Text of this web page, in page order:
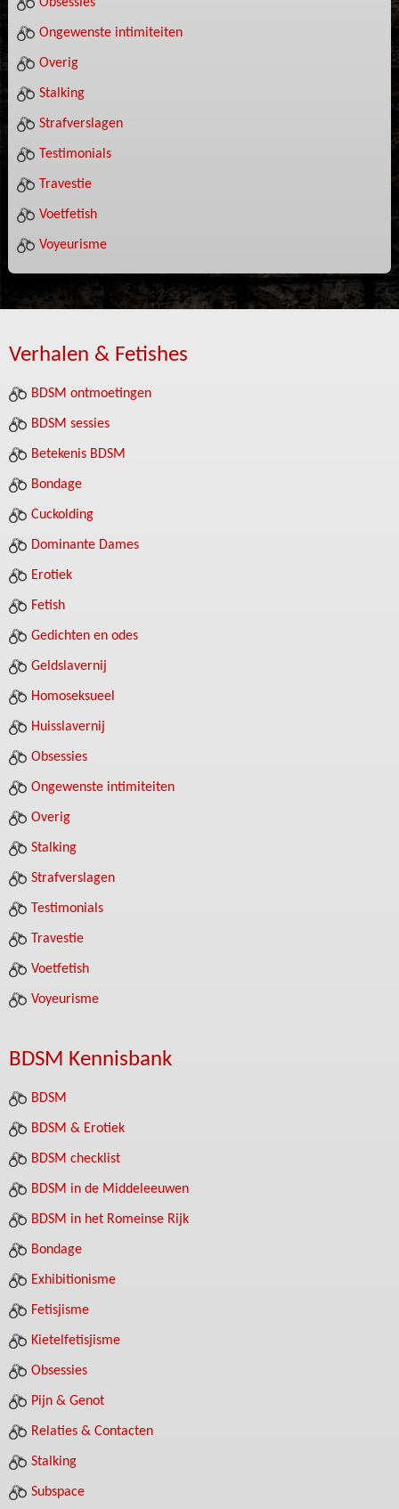
Ongewenste intimiteiten
Overig
Stalking
Strafverslagen
Testimonials
Travestie
Voetfetish
Voyeurisme
Verhalen & Fetishes
BDSM ontmoetingen
BDSM sessies
Betekenis BDSM
Bondage
Cuckolding
Dominante Dames
Erotiek
Fetish
Gedichten en odes
Geldslavernij
Homoseksueel
Huisslavernij
Obsessies
Ongewenste intimiteiten
Overig
Stalking
Strafverslagen
Testimonials
Travestie
Voetfetish
Voyeurisme
BDSM Kennisbank
BDSM
BDSM & Erotiek
BDSM checklist
BDSM in de Middeleeuwen
BDSM in het Romeinse Rijk
Bondage
Exhibitionisme
Fetisjisme
Kietelfetisjisme
Obsessies
Pijn & Genot
Relaties & Contacten
Stalking
Subspace